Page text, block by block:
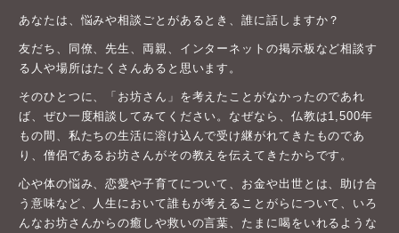
あなたは、悩みや相談ごとがあるとき、誰に話しますか？
友だち、同僚、先生、両親、インターネットの掲示板など相談す
る人や場所はたくさんあると思います。
そのひとつに、「お坊さん」を考えたことがなかったのであれ
ば、ぜひ一度相談してみてください。なぜなら、仏教は1,500年
もの間、私たちの生活に溶け込んで受け継がれてきたものであ
り、僧侶であるお坊さんがその教えを伝えてきたからです。
心や体の悩み、恋愛や子育てについて、お金や出世とは、助け合
う意味など、人生において誰もが考えることがらについて、いろ
んなお坊さんからの癒しや救いの言葉、たまに喝をいれるような